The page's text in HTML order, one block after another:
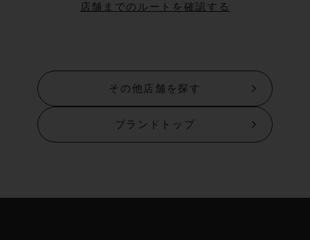
店舗までのルートを確認する
その他店舗を探す
ブランドトップ